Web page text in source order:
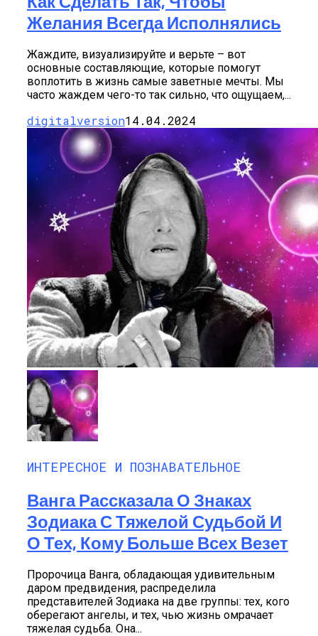
Желания Всегда Исполнялись
Жаждите, визуализируйте и верьте – вот
основные составляющие, которые помогут
воплотить в жизнь самые заветные мечты. Мы
часто жаждем чего-то так сильно, что ощущаем,...
digitalversion14.04.2024
ИНТЕРЕСНОЕ И ПОЗНАВАТЕЛЬНОЕ
Ванга Рассказала О Знаках
Зодиака С Тяжелой Судьбой И
О Тех, Кому Больше Всех Везет
Пророчица Ванга, обладающая удивительным
даром предвидения, распределила
представителей Зодиака на две группы: тех, кого
оберегают ангелы, и тех, чью жизнь омрачает
тяжелая судьба. Она...